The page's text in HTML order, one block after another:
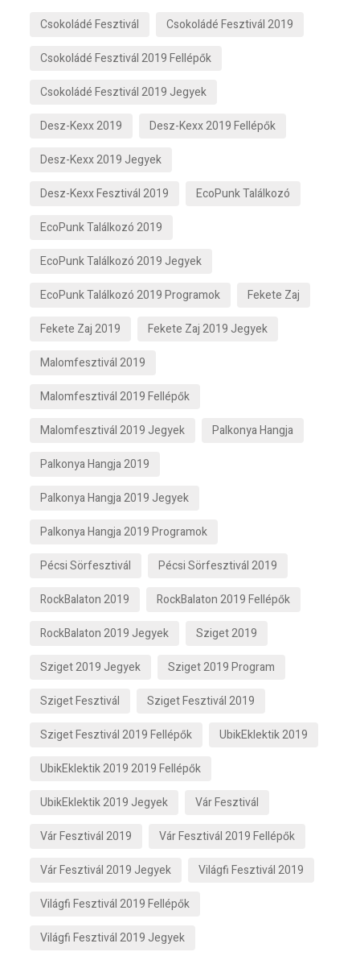
Csokoládé Fesztivál
Csokoládé Fesztivál 2019
Csokoládé Fesztivál 2019 Fellépők
Csokoládé Fesztivál 2019 Jegyek
Desz-Kexx 2019
Desz-Kexx 2019 Fellépők
Desz-Kexx 2019 Jegyek
Desz-Kexx Fesztivál 2019
EcoPunk Találkozó
EcoPunk Találkozó 2019
EcoPunk Találkozó 2019 Jegyek
EcoPunk Találkozó 2019 Programok
Fekete Zaj
Fekete Zaj 2019
Fekete Zaj 2019 Jegyek
Malomfesztivál 2019
Malomfesztivál 2019 Fellépők
Malomfesztivál 2019 Jegyek
Palkonya Hangja
Palkonya Hangja 2019
Palkonya Hangja 2019 Jegyek
Palkonya Hangja 2019 Programok
Pécsi Sörfesztivál
Pécsi Sörfesztivál 2019
RockBalaton 2019
RockBalaton 2019 Fellépők
RockBalaton 2019 Jegyek
Sziget 2019
Sziget 2019 Jegyek
Sziget 2019 Program
Sziget Fesztivál
Sziget Fesztivál 2019
Sziget Fesztivál 2019 Fellépők
UbikEklektik 2019
UbikEklektik 2019 2019 Fellépők
UbikEklektik 2019 Jegyek
Vár Fesztivál
Vár Fesztivál 2019
Vár Fesztivál 2019 Fellépők
Vár Fesztivál 2019 Jegyek
Világfi Fesztivál 2019
Világfi Fesztivál 2019 Fellépők
Világfi Fesztivál 2019 Jegyek